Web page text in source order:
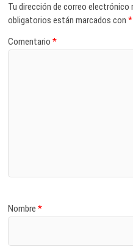
Tu dirección de correo electrónico
obligatorios están marcados con*
Comentario*
Nombre*